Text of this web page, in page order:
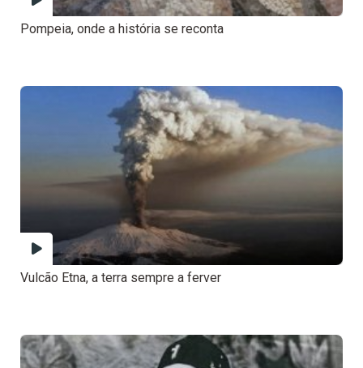
Pompeia, onde a história se reconta
Vulcão Etna, a terra sempre a ferver